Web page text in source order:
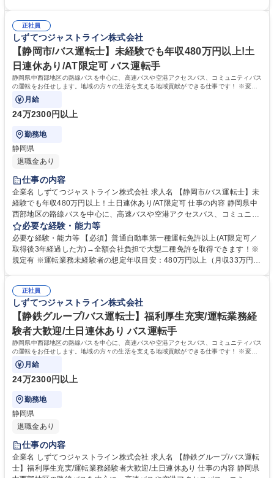
設利用補助。階層別で従業員に沿った独自の研修制度。このように仕事面
の成長と充実した福利厚生でワークライフバランスが整えられます。 学
歴・資格 学歴：大学院 大学 高専 短大 専修学校 高校 語学力： 資格：第一
種運転免許普通自動車
正社員
しずてつジャストライン株式会社
【静岡市/バス運転士】未経験でも年収480万円以上!土
日連休あり/AT限定可 バス運転手
静岡県中西部地区の路線バスを中心に、高速バスや空港アクセスバス、コミュニティバス
の運転をお任せします。地域の方々の生活を支える地域貢献ができる仕事です！ ※変更
の範囲：当社業務全般
月給
24万2300円以上
勤務地
静岡県
退職金あり
仕事の内容
企業名 しずてつジャストライン株式会社 求人名 【静岡市/バス運転士】未
経験でも年収480万円以上！土日連休あり/AT限定可 仕事の内容 静岡県中
西部地区の路線バスを中心に、高速バスや空港アクセスバス、コミュニテ
ィバスの運転をお任せします。地域の方々の生活を支える地域貢献ができ
る仕事です！ ※変更の範囲：当社業務全般 ＜入社後の流れ＞■大型二種免
許の取得(約1ヵ月)／全額会社負担※規定あり ■安全研修センターでの研修
(約2～3ヵ月)：座学・実技 ■営業所での研修(約1ヵ月)・デビュー 募集職種
必要な経験・能力等
必要な経験・能力等 【必須】普通自動車第一種運転免許以上(AT限定可／
取得後3年経過した方)→全額会社負担で大型二種免許を取得できます！※
規定有 ※運転業務未経験者の想定年収目安：480万円以上（月収33万円
設利用補助。階層別で従業員に沿った独自の研修制度。このように仕事面
の成長と充実した福利厚生でワークライフバランスが整えられます。 学
歴・資格 学歴：大学院 大学 高専 短大 専修学校 高校 語学力： 資格：第一
種運転免許普通自動車
正社員
しずてつジャストライン株式会社
【静鉄グループ/バス運転士】福利厚生充実/運転業務経
験者大歓迎/土日連休あり バス運転手
静岡県中西部地区の路線バスを中心に、高速バスや空港アクセスバス、コミュニティバス
の運転をお任せします。地域の方々の生活を支える地域貢献ができる仕事です！ ※変更
の範囲：当社業務全般
月給
24万2300円以上
勤務地
静岡県
退職金あり
仕事の内容
企業名 しずてつジャストライン株式会社 求人名 【静鉄グループ/バス運転
士】福利厚生充実/運転業務経験者大歓迎/土日連休あり 仕事の内容 静岡県